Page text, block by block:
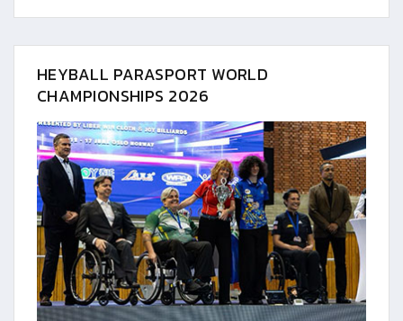
HEYBALL PARASPORT WORLD
CHAMPIONSHIPS 2026